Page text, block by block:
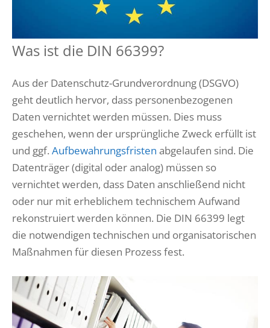
Was ist die DIN 66399?
Aus der Datenschutz-Grundverordnung (DSGVO)
geht deutlich hervor, dass personenbezogenen
Daten vernichtet werden müssen. Dies muss
geschehen, wenn der ursprüngliche Zweck erfüllt ist
und ggf. Aufbewahrungsfristen abgelaufen sind. Die
Datenträger (digital oder analog) müssen so
vernichtet werden, dass Daten anschließend nicht
oder nur mit erheblichem technischem Aufwand
rekonstruiert werden können. Die DIN 66399 legt
die notwendigen technischen und organisatorischen
Maßnahmen für diesen Prozess fest.